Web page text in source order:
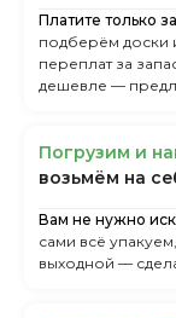
Платите только
подберём доски
переплат за
дешевле —
Пoгpузим и
вoзьмём нa
Вам не нужно
сами всё
выходной —